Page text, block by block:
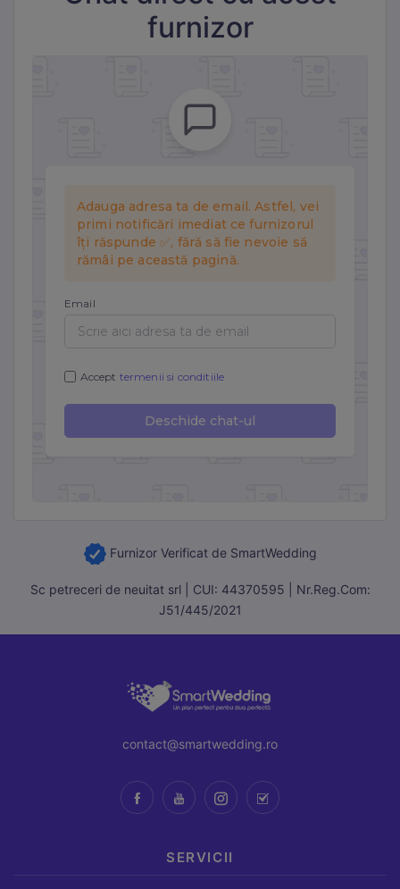
furnizor
Furnizor Verificat de SmartWedding
Sc petreceri de neuitat srl | CUI: 44370595 | Nr.Reg.Com:
J51/445/2021
contact@smartwedding.ro
SERVICII